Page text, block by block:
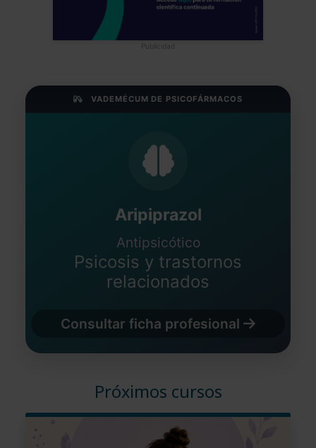
Publicidad
VADEMÉCUM DE PSICOFÁRMACOS
Aripiprazol
Antipsicótico
Psicosis y trastornos
relacionados
Consultar ficha profesional
Próximos cursos